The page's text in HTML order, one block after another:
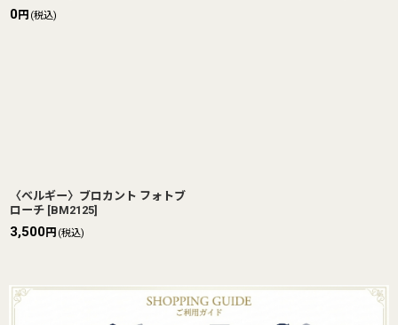
0円 (税込)
〈ベルギー〉ブロカント フォトブ
ローチ [BM2125]
3,500円 (税込)